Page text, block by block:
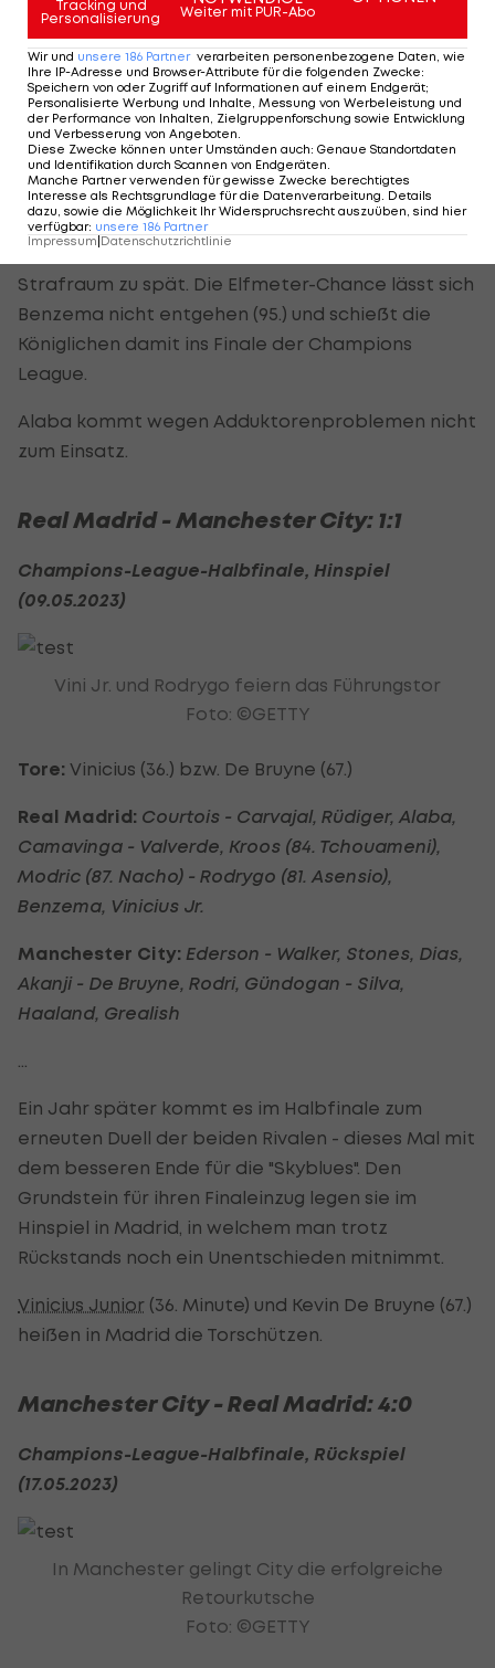
Dann schlägt die Stunde von Rodrygo: Ein
Camavinga-Zuspiel leitet Benzema direkt in die
Mitte weiter, wo Rodyrgo vollendet. Keine zwei
Minuten später köpfelt der 21-jährige Brasilianer
nach Carvajal-Flanke erneut ein - Verlängerung!
Auch am 3:1 in der Verlängerung ist Rodrygo
mitbeteiligt. Nach seinem Pass in den Rückraum
kommt Ruben Dias im Duell mit Benzema im
Strafraum zu spät. Die Elfmeter-Chance lässt sich
Benzema nicht entgehen (95.) und schießt die
Königlichen damit ins Finale der Champions
League.
Alaba kommt wegen Adduktorenproblemen nicht
zum Einsatz.
Real Madrid - Manchester City: 1:1
Champions-League-Halbfinale, Hinspiel
(09.05.2023)
Vini Jr. und Rodrygo feiern das Führungstor
Foto: ©GETTY
Tore: Vinicius (36.) bzw. De Bruyne (67.)
Real Madrid: Courtois - Carvajal, Rüdiger, Alaba,
Camavinga - Valverde, Kroos (84. Tchouameni),
Modric (87. Nacho) - Rodrygo (81. Asensio),
Benzema, Vinicius Jr.
Manchester City: Ederson - Walker, Stones, Dias,
Akanji - De Bruyne, Rodri, Gündogan - Silva,
Haaland, Grealish
Ein Jahr später kommt es im Halbfinale zum
erneuten Duell der beiden Rivalen - dieses Mal mit
dem besseren Ende für die "Skyblues". Den
Grundstein für ihren Finaleinzug legen sie im
Hinspiel in Madrid, in welchem man trotz
Rückstands noch ein Unentschieden mitnimmt.
Vinicius Junior (36. Minute) und Kevin De Bruyne (67.)
heißen in Madrid die Torschützen.
Manchester City - Real Madrid: 4:0
Champions-League-Halbfinale, Rückspiel
(17.05.2023)
In Manchester gelingt City die erfolgreiche
Retourkutsche
Foto: ©GETTY
Tracking und
Personalisierung
Weiter mit PUR-Abo
Wir und unsere 186 Partner verarbeiten personenbezogene Daten, wie
Ihre IP-Adresse und Browser-Attribute für die folgenden Zwecke:
Speichern von oder Zugriff auf Informationen auf einem Endgerät;
Personalisierte Werbung und Inhalte, Messung von Werbeleistung und
der Performance von Inhalten, Zielgruppenforschung sowie Entwicklung
und Verbesserung von Angeboten.
Diese Zwecke können unter Umständen auch: Genaue Standortdaten
und Identifikation durch Scannen von Endgeräten.
Manche Partner verwenden für gewisse Zwecke berechtigtes
Interesse als Rechtsgrundlage für die Datenverarbeitung. Details
dazu, sowie die Möglichkeit Ihr Widerspruchsrecht auszuüben, sind hier
verfügbar: unsere 186 Partner
Impressum Datenschutzrichtlinie